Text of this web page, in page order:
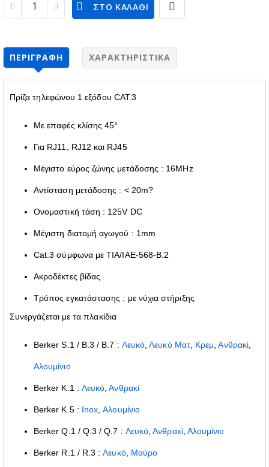
ΣΤΟ ΚΑΛΆΘΙ
ΠΕΡΙΓΡΑΦΉ ΧΑΡΑΚΤΗΡΙΣΤΙΚΆ
Πρίζα τηλεφώνου 1 εξόδου CAT.3
Με επαφές κλίσης 45°
Για RJ11, RJ12 και RJ45
Μέγιστο εύρος ζώνης μετάδοσης : 16MHz
Αντίσταση μετάδοσης : < 20m?
Ονομαστική τάση : 125V DC
Μέγιστη διατομή αγωγού : 1mm
Cat.3 σύμφωνα με TIA/IAE-568-B.2
Ακροδέκτες βίδας
Τρόπος εγκατάστασης : με νύχια στήριξης
Συνεργάζεται με τα πλακίδια
Berker S.1 / B.3 / B.7 : Λευκό ,Λευκό Ματ, Κρεμ ,Ανθρακί,
Αλουμίνιο
Berker K.1 : Λευκό ,Ανθρακί
Berker Κ.5 : Inox ,Αλουμίνιο
Berker Q.1 / Q.3 / Q.7 : Λευκό ,Ανθρακί, Αλουμίνιο
Berker R.1 / R.3 :Λευκό, Μαύρο